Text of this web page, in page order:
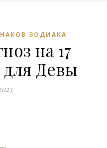
ЗОДИАКА
на 17
для Девы